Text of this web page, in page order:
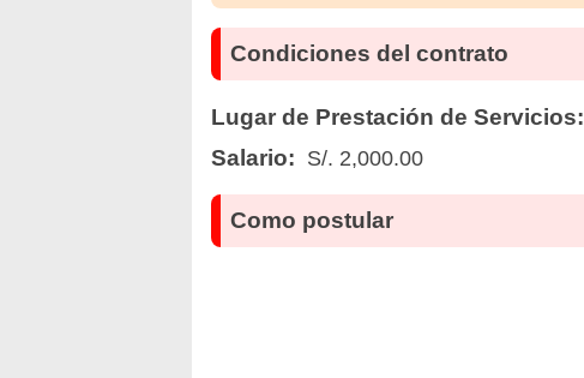
Condiciones del contrato
Lugar de Prestación de Servicios:
Salario: S/. 2,000.00
Como postular